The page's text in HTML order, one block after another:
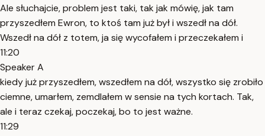
Ale słuchajcie, problem jest taki, tak jak mówię, jak tam
przyszedłem Ewron, to ktoś tam już był i wszedł na dół.
Wszedł na dół z totem, ja się wycofałem i przeczekałem i
11:20
Speaker A
kiedy już przyszedłem, wszedłem na dół, wszystko się zrobiło
ciemne, umarłem, zemdlałem w sensie na tych kortach. Tak,
ale i teraz czekaj, poczekaj, bo to jest ważne.
11:29